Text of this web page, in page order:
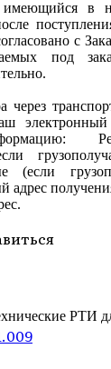
имеющийся в
с
под
через
(если
адрес
РТИ